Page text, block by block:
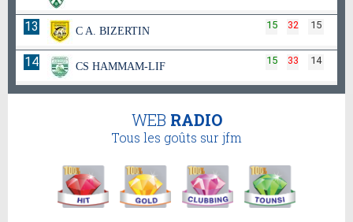
13 C A. BIZERTIN
15
32
15
14 CS HAMMAM-LIF
14
33
15
WEB RADIO
Tous les goûts sur jfm